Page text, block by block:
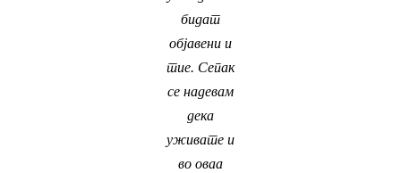
бидат
објавени и
тие. Сепак
се надевам
дека
уживате и
во оваа